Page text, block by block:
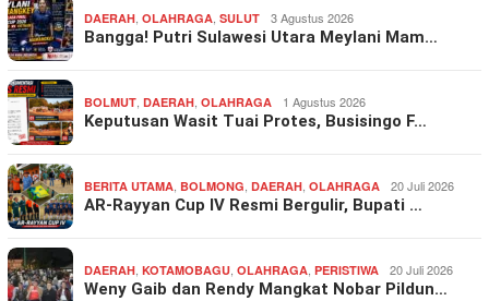
DAERAH OLAHRAGA SULUT 3 Agustus 2026
Bangga! Putri Sulawesi Utara Meylani Mam…
BOLMUT DAERAH OLAHRAGA 1 Agustus 2026
Keputusan Wasit Tuai Protes, Busisingo F…
BERITA UTAMA BOLMONG DAERAH OLAHRAGA 20 Juli 2026
AR-Rayyan Cup IV Resmi Bergulir, Bupati …
DAERAH KOTAMOBAGU OLAHRAGA PERISTIWA 20 Juli 2026
Weny Gaib dan Rendy Mangkat Nobar Pildun…